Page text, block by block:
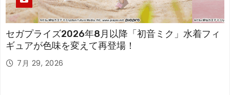
セガプライズ2026年8月以降「初音ミク」水着フィ
ギュアが色味を変えて再登場！
7月 29, 2026